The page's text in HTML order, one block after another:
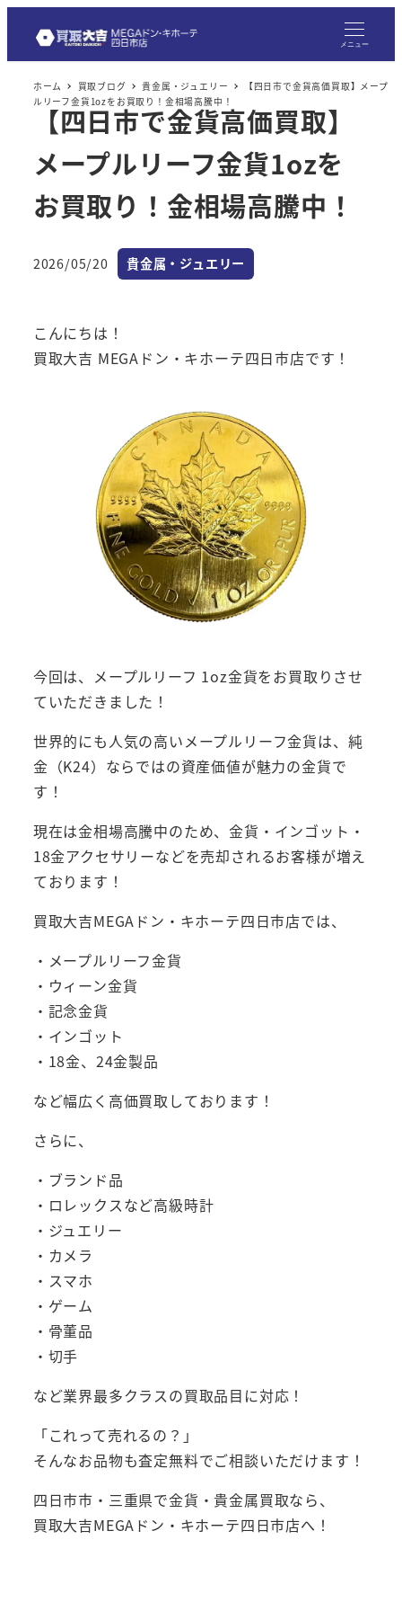
メニュー
ホーム 買取ブログ 貴金属・ジュエリー
【四日市で金貨高価買取】メープ
ルリーフ金貨1ozをお買取り！金相場高騰中！
【四日市で金貨高価買取】
メープルリーフ金貨1ozを
お買取り！金相場高騰中！
投稿日
2026/05/20 カテゴリー
貴金属・ジュエリー
こんにちは！
買取大吉 MEGAドン・キホーテ四日市店です！
今回は、メープルリーフ 1oz金貨をお買取りさせ
ていただきました！
世界的にも人気の高いメープルリーフ金貨は、純
金（K24）ならではの資産価値が魅力の金貨で
す！
現在は金相場高騰中のため、金貨・インゴット・
18金アクセサリーなどを売却されるお客様が増え
ております！
買取大吉MEGAドン・キホーテ四日市店では、
・メープルリーフ金貨
・ウィーン金貨
・記念金貨
・インゴット
・18金、24金製品
など幅広く高価買取しております！
さらに、
・ブランド品
・ロレックスなど高級時計
・ジュエリー
・カメラ
・スマホ
・ゲーム
・骨董品
・切手
など業界最多クラスの買取品目に対応！
「これって売れるの？」
そんなお品物も査定無料でご相談いただけます！
四日市市・三重県で金貨・貴金属買取なら、
買取大吉MEGAドン・キホーテ四日市店へ！